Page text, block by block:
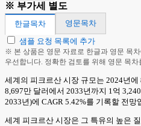
※ 부가세 별도
한글목차
영문목차
샘플 요청 목록에 추가
※ 본 상품은 영문 자료로 한글과 영문 목
우선합니다. 정확한 검토를 위해 영문 목
세계의 피크르산 시장 규모는 2024년
8,697만 달러에서 2033년까지 1억
2033년)에 CAGR 5.42%를 기록할 전망
세계 피크르산 시장은 그 특유의 높은